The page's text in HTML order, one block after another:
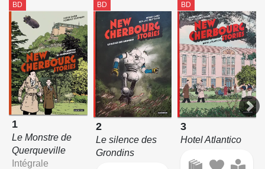
BD
1
Le Monstre de
Querqueville
Intégrale
BD
2
Le silence des
Grondins
BD
3
Hotel Atlantico